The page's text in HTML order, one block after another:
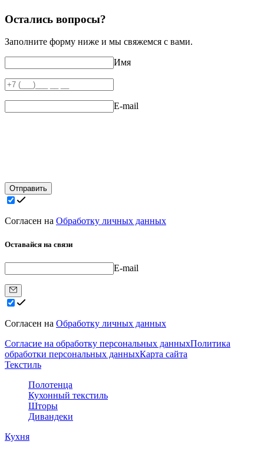
Остались вопросы?
Заполните форму ниже и мы свяжемся с вами.
Имя
E-mail
Отправить
Согласен на Обработку личных данных
Оставайся на связи
E-mail
Согласен на Обработку личных данных
Согласие на обработку персональных данныхПолитика
обработки персональных данныхКарта сайта
Текстиль
Полотенца
Кухонный текстиль
Шторы
Дивандеки
Кухня